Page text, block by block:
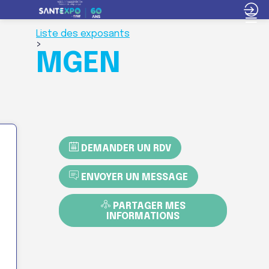
Liste des exposants
>
MGEN
DEMANDER UN RDV
ENVOYER UN MESSAGE
PARTAGER MES
INFORMATIONS